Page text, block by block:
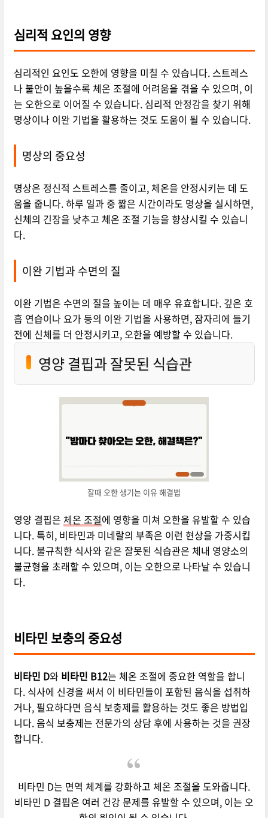
심리적 요인의 영향
심리적인 요인도 오한에 영향을 미칠 수 있습니다. 스트레스
나 불안이 높을수록 체온 조절에 어려움을 겪을 수 있으며, 이
는 오한으로 이어질 수 있습니다. 심리적 안정감을 찾기 위해
명상이나 이완 기법을 활용하는 것도 도움이 될 수 있습니다.
명상의 중요성
명상은 정신적 스트레스를 줄이고, 체온을 안정시키는 데 도
움을 줍니다. 하루 일과 중 짧은 시간이라도 명상을 실시하면,
신체의 긴장을 낮추고 체온 조절 기능을 향상시킬 수 있습니
다.
이완 기법과 수면의 질
이완 기법은 수면의 질을 높이는 데 매우 유효합니다. 깊은 호
흡 연습이나 요가 등의 이완 기법을 사용하면, 잠자리에 들기
전에 신체를 더 안정시키고, 오한을 예방할 수 있습니다.
영양 결핍과 잘못된 식습관
잘때 오한 생기는 이유 해결법
영양 결핍은 체온 조절에 영향을 미쳐 오한을 유발할 수 있습
니다. 특히, 비타민과 미네랄의 부족은 이런 현상을 가중시킵
니다. 불규칙한 식사와 같은 잘못된 식습관은 체내 영양소의
불균형을 초래할 수 있으며, 이는 오한으로 나타날 수 있습니
다.
비타민 보충의 중요성
비타민 D와 비타민 B12는 체온 조절에 중요한 역할을 합니
다. 식사에 신경을 써서 이 비타민들이 포함된 음식을 섭취하
거나, 필요하다면 음식 보충제를 활용하는 것도 좋은 방법입
니다. 음식 보충제는 전문가의 상담 후에 사용하는 것을 권장
합니다.
비타민 D는 면역 체계를 강화하고 체온 조절을 도와줍니다.
비타민 D 결핍은 여러 건강 문제를 유발할 수 있으며, 이는 오